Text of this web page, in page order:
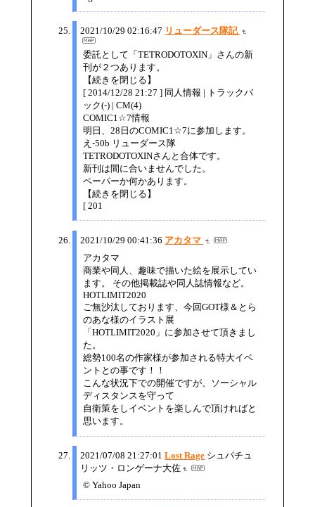
2021/10/29 02:16:47 リューダース隊記
委託として「TETRODOTOXIN」さんの新
刊が２つあります。
【続きを閉じる】
[ 2014/12/28 21:27 ] 同人情報 | トラックバ
ック(-) | CM(4)
COMIC1☆7情報
明日、28日のCOMIC1☆7に参加します。
え-50b リューダース隊
TETRODOTOXINさんと合体です。
新刊は間に合いませんでした。
ペーパーか何かあります。
【続きを閉じる】
[ 201
2021/10/29 00:41:36 アカタマ
アカタマ
商業や同人、趣味で描いた絵を展示してい
ます。 その他掲載誌や同人誌情報など。
HOTLIMIT2020
ご無沙汰しております、今回GOT様＆とら
のあな様のイラスト展
「HOTLIMIT2020」に参加させて頂きまし
た。
総勢100名の作家様が参加される特大イベ
ントとの事です！！
こんな状況下での開催ですが、ソーシャル
ディスタンスを守って
自衛策をしイベントを楽しんで頂ければと
思います。
2021/07/08 21:27:01 Lost Rage シュパチュ
リッツ・ロンゲーナ大佐
© Yahoo Japan